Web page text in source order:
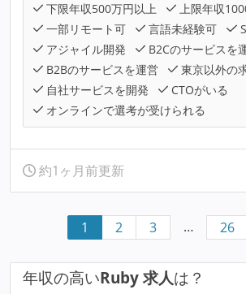
下限年収500万円以上
上限年収
一部リモート可
言語未経験可
アジャイル開発
B2Cのサービスを
B2Bのサービスを運営
東京以外の
自社サービスを開発
CTOがいる
オンラインで選考が受けられる
約1ヶ月前更新
1 2 3 … 26
年収の高いRuby 求人は？